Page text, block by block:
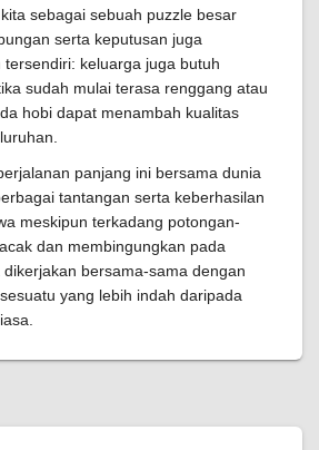
sebagai sebuah puzzle besar
serta keputusan juga
tersendiri: keluarga juga butuh
sudah mulai terasa renggang atau
hobi dapat menambah kualitas
panjang ini bersama dunia
tantangan serta keberhasilan
meskipun terkadang potongan-
dan membingungkan pada
bersama-sama dengan
yang lebih indah daripada